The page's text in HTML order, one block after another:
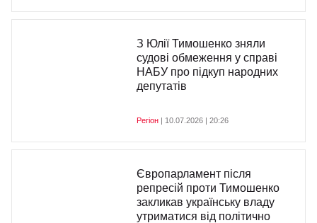
З Юлії Тимошенко зняли
судові обмеження у справі
НАБУ про підкуп народних
депутатів
Регіон | 10.07.2026 | 20:26
Європарламент після
репресій проти Тимошенко
закликав українську владу
утриматися від політично